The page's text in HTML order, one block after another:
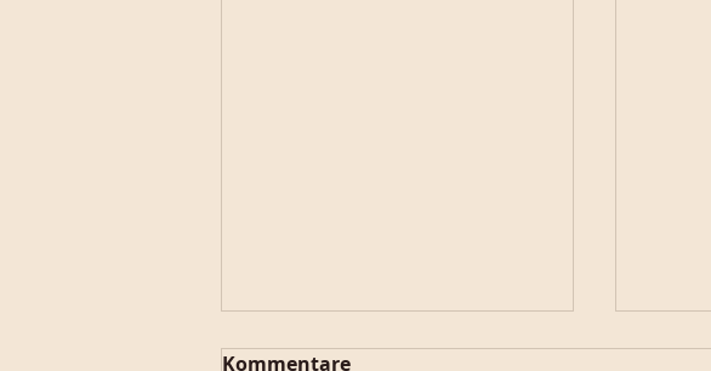
Kommentare